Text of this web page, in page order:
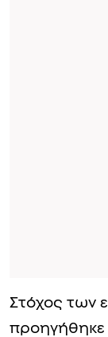
Στόχος των
προηγήθηκε